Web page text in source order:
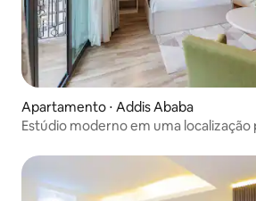
Apartamento ⋅ Addis Ababa
Estúdio moderno em uma localização